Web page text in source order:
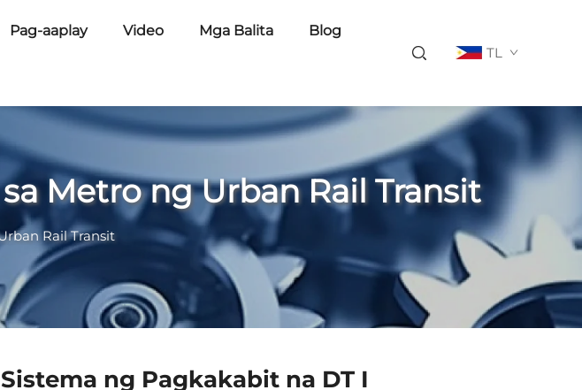
Pag-aaplay Video Mga Balita Blog
TL
Metro ng Urban Rail Transit
Rail Transit
Sistema ng Pagkakabit na DT I